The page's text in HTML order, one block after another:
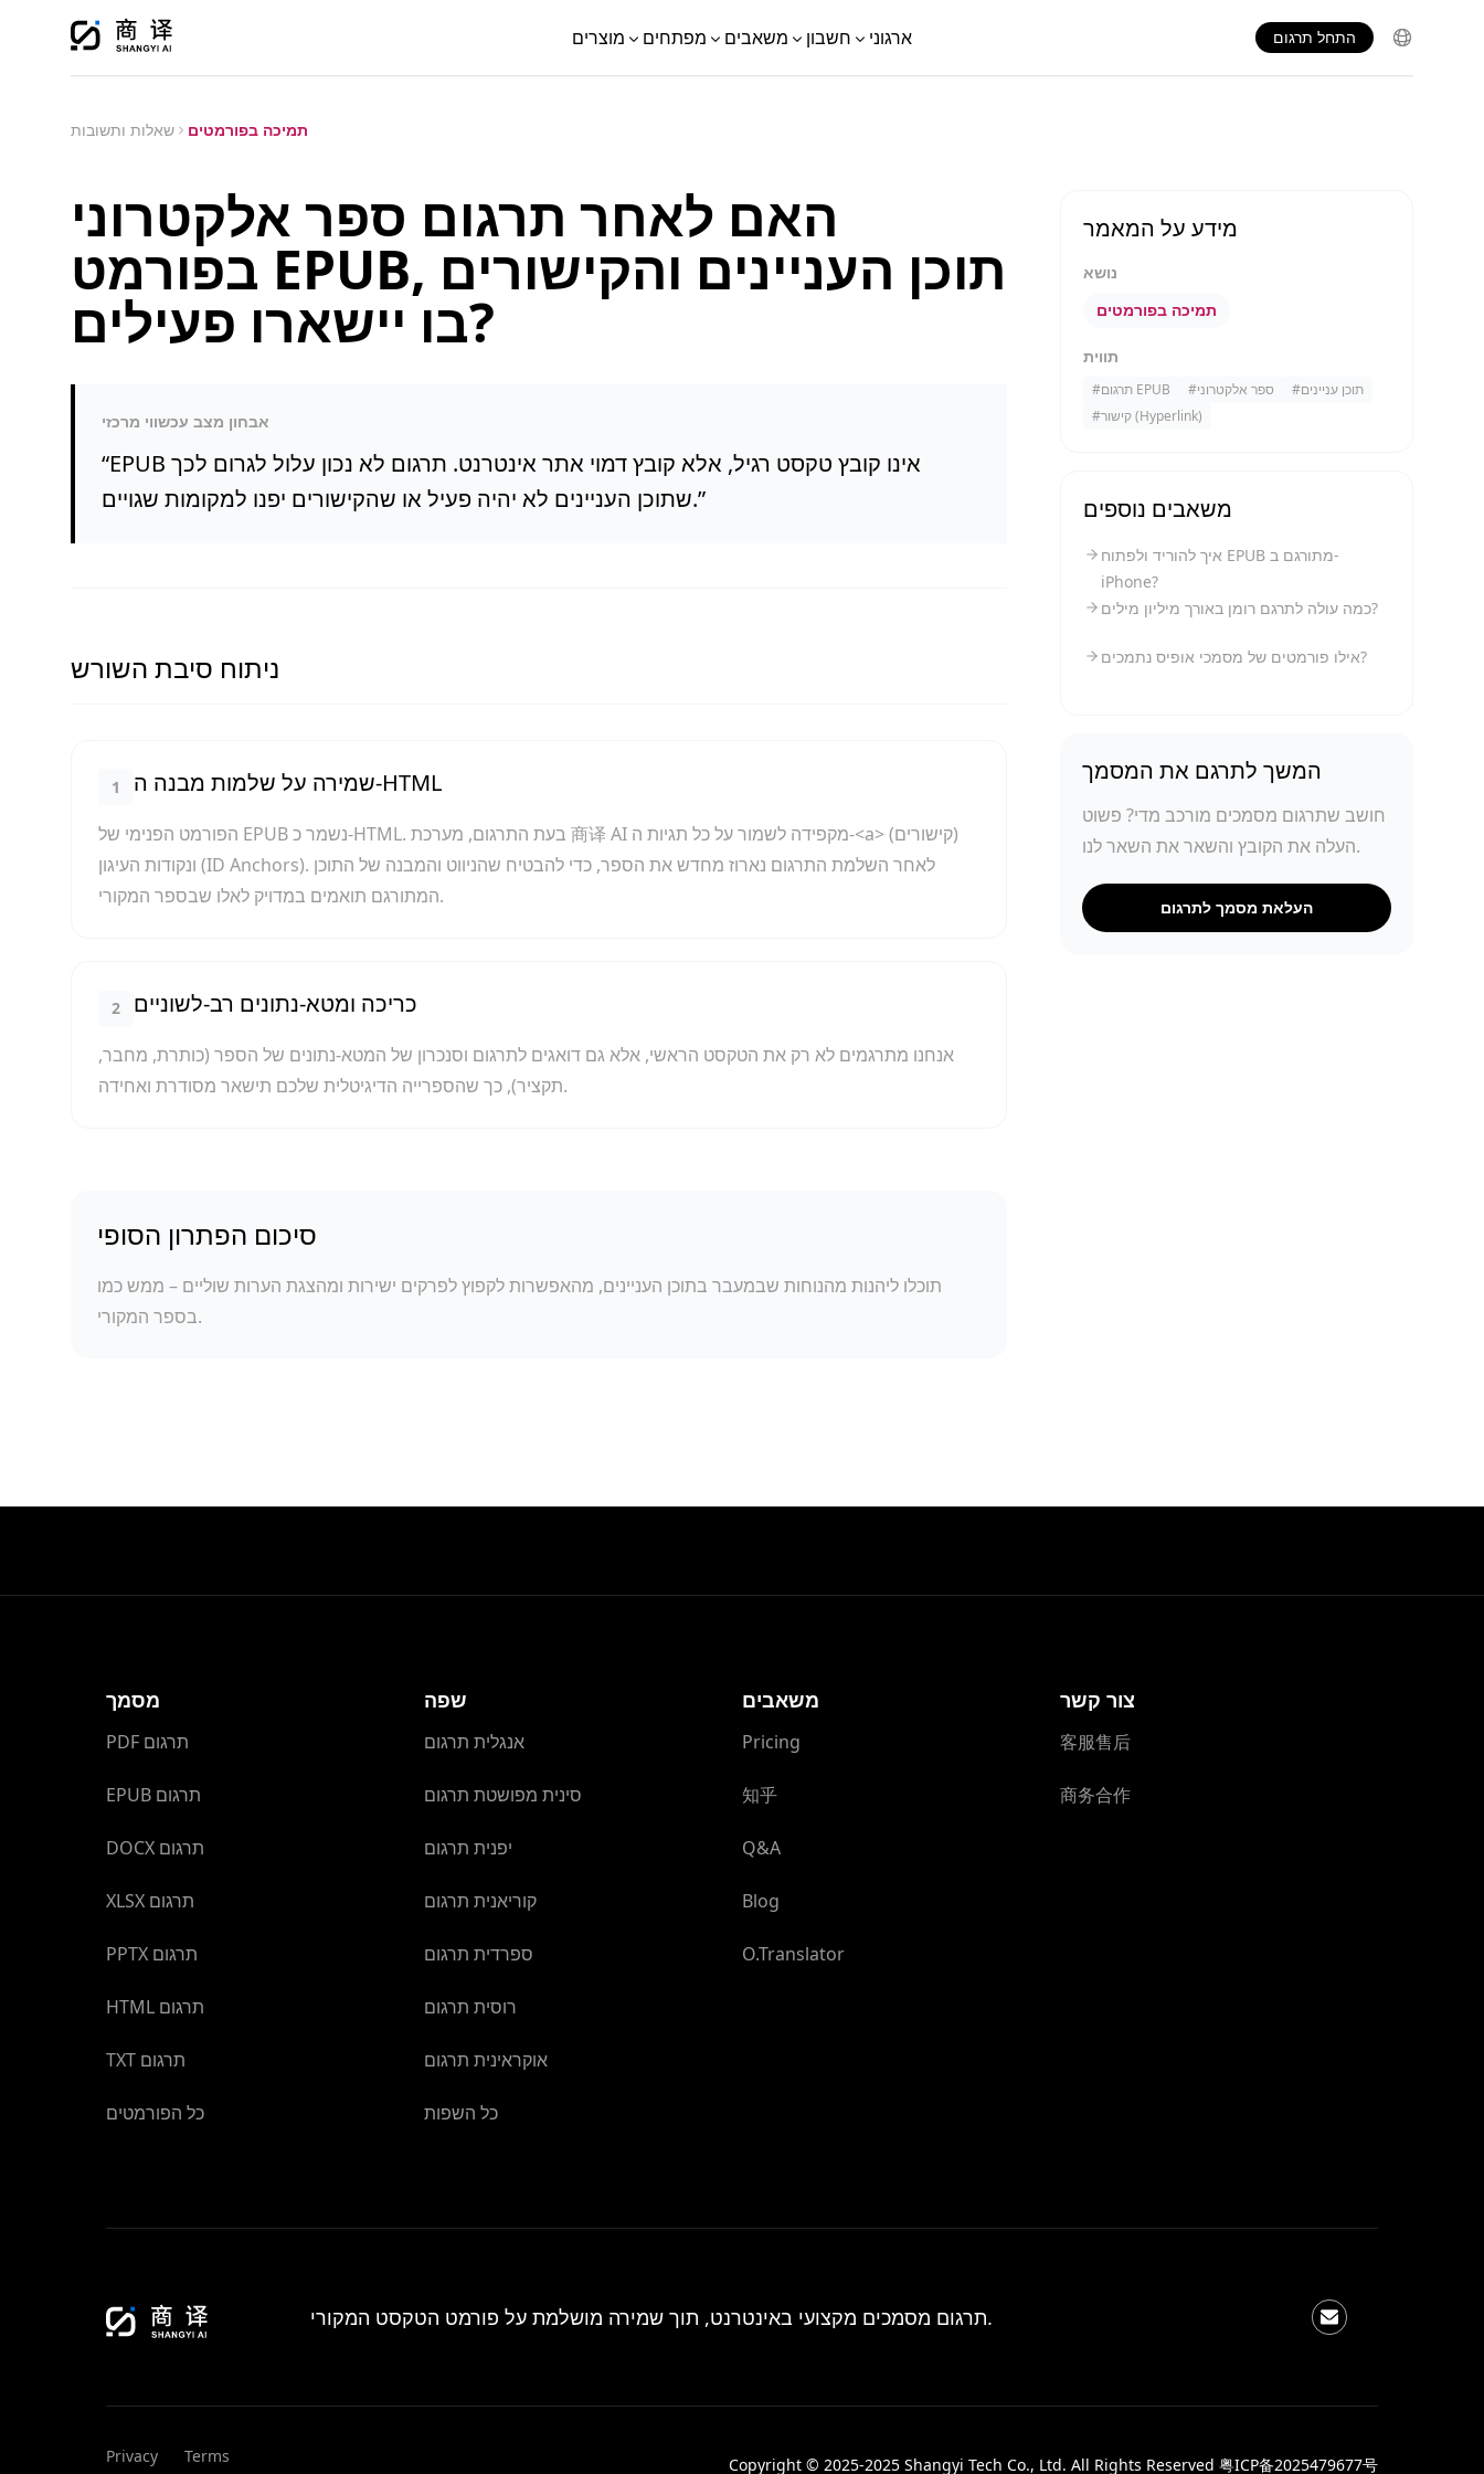
מוצרים מפתחים משאבים חשבון ארגוני התחל תרגום
שאלות ותשובות תמיכה בפורמטים
האם לאחר תרגום ספר אלקטרוני
בפורמט EPUB, תוכן העניינים והקישורים
בו יישארו פעילים?
אבחון מצב עכשווי מרכזי
“EPUB אינו קובץ טקסט רגיל, אלא קובץ דמוי אתר אינטרנט. תרגום לא נכון עלול לגרום לכך
שתוכן העניינים לא יהיה פעיל או שהקישורים יפנו למקומות שגויים.”
ניתוח סיבת השורש
1 שמירה על שלמות מבנה ה-HTML
הפורמט הפנימי של EPUB נשמר כ-HTML. בעת התרגום, מערכת 商译 AI מקפידה לשמור על כל תגיות ה-<a> (קישורים)
ונקודות העיגון (ID Anchors). לאחר השלמת התרגום נארוז מחדש את הספר, כדי להבטיח שהניווט והמבנה של התוכן
המתורגם תואמים במדויק לאלו שבספר המקורי.
2 כריכה ומטא-נתונים רב-לשוניים
אנחנו מתרגמים לא רק את הטקסט הראשי, אלא גם דואגים לתרגום וסנכרון של המטא-נתונים של הספר (כותרת, מחבר,
תקציר), כך שהספרייה הדיגיטלית שלכם תישאר מסודרת ואחידה.
סיכום הפתרון הסופי
תוכלו ליהנות מהנוחות שבמעבר בתוכן העניינים, מהאפשרות לקפוץ לפרקים ישירות ומהצגת הערות שוליים – ממש כמו
בספר המקורי.
מידע על המאמר
נושא
תמיכה בפורמטים
תווית
# תרגום EPUB #ספר אלקטרוני #תוכן עניינים
#
קישור (Hyperlink)
משאבים נוספים
איך להוריד ולפתוח EPUB מתורגם ב-
iPhone?
כמה עולה לתרגם רומן באורך מיליון מילים?
אילו פורמטים של מסמכי אופיס נתמכים?
המשך לתרגם את המסמך
חושב שתרגום מסמכים מורכב מדי? פשוט
העלה את הקובץ והשאר את השאר לנו.
העלאת מסמך לתרגום
מסמך
PDF תרגום
EPUB תרגום
DOCX תרגום
XLSX תרגום
PPTX תרגום
HTML תרגום
TXT תרגום
כל הפורמטים
שפה
אנגלית תרגום
סינית מפושטת תרגום
יפנית תרגום
קוריאנית תרגום
ספרדית תרגום
רוסית תרגום
אוקראינית תרגום
כל השפות
משאבים
Pricing
知乎
Q&A
Blog
O.Translator
צור קשר
客服售后
商务合作
תרגום מסמכים מקצועי באינטרנט, תוך שמירה מושלמת על פורמט הטקסט המקורי.
Privacy Terms Copyright © 2025-2025 Shangyi Tech Co., Ltd. All Rights Reserved 粤ICP备2025479677号